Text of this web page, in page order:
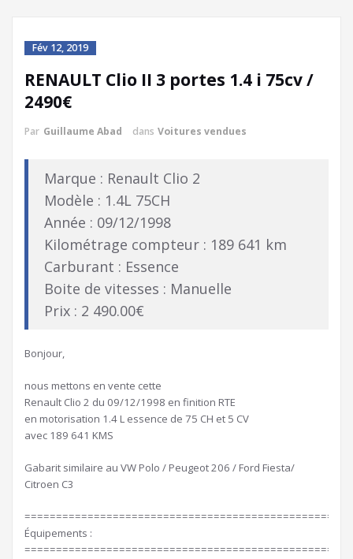
Fév 12, 2019
RENAULT Clio II 3 portes 1.4 i 75cv /
2490€
Par Guillaume Abad dans Voitures vendues
Marque : Renault Clio 2
Modèle : 1.4L 75CH
Année : 09/12/1998
Kilométrage compteur : 189 641 km
Carburant : Essence
Boite de vitesses : Manuelle
Prix : 2 490.00€
Bonjour,
nous mettons en vente cette
Renault Clio 2 du 09/12/1998 en finition RTE
en motorisation 1.4 L essence de 75 CH et 5 CV
avec 189 641 KMS
Gabarit similaire au VW Polo / Peugeot 206 / Ford Fiesta/
Citroen C3
Équipements :